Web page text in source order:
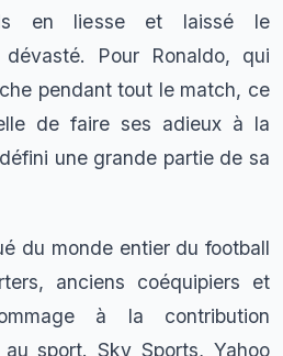
en liesse et laissé le
Pour Ronaldo, qui
pendant tout le match, ce
de faire ses adieux à la
une grande partie de sa
du monde entier du football
anciens coéquipiers et
à la contribution
sport. Sky Sports, Yahoo